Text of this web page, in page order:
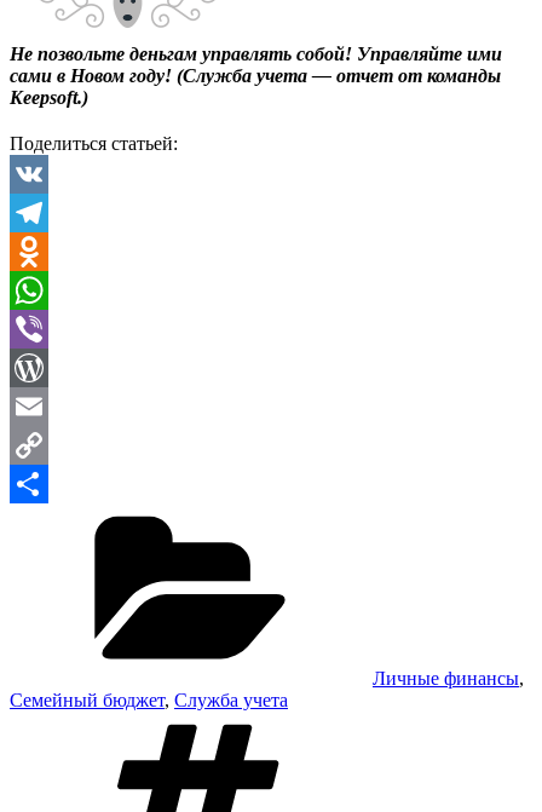
Не позвольте деньгам управлять собой! Управляйте ими
сами в Новом году! (Служба учета — отчет от команды
Keepsoft.)
Поделиться статьей:
VK
Telegram
Odnoklassniki
WhatsApp
Viber
WordPress
Email
Copy
Отправить
Личные финансы,
Семейный бюджет, Служба учета